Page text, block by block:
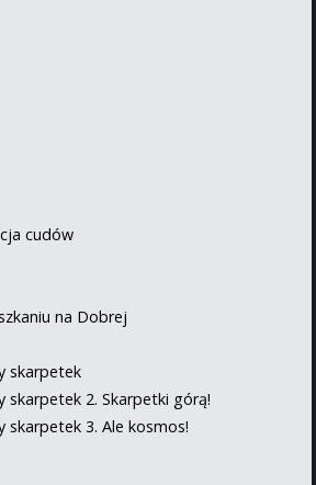
cudów
na Dobrej
skarpetek
2. Skarpetki górą!
3. Ale kosmos!